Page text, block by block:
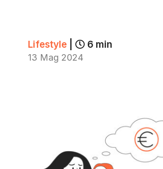
Lifestyle 6 min
13 Mag 2024